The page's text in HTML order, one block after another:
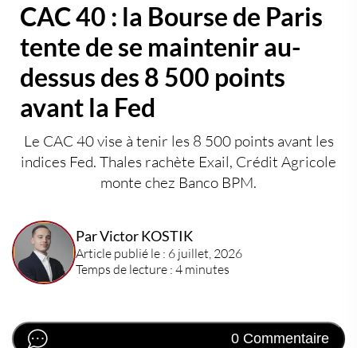
CAC 40 : la Bourse de Paris
tente de se maintenir au-
dessus des 8 500 points
avant la Fed
Le CAC 40 vise à tenir les 8 500 points avant les
indices Fed. Thales rachète Exail, Crédit Agricole
monte chez Banco BPM.
Par Victor KOSTIK
Article publié le : 6 juillet, 2026
Temps de lecture : 4 minutes
0 Commentaire